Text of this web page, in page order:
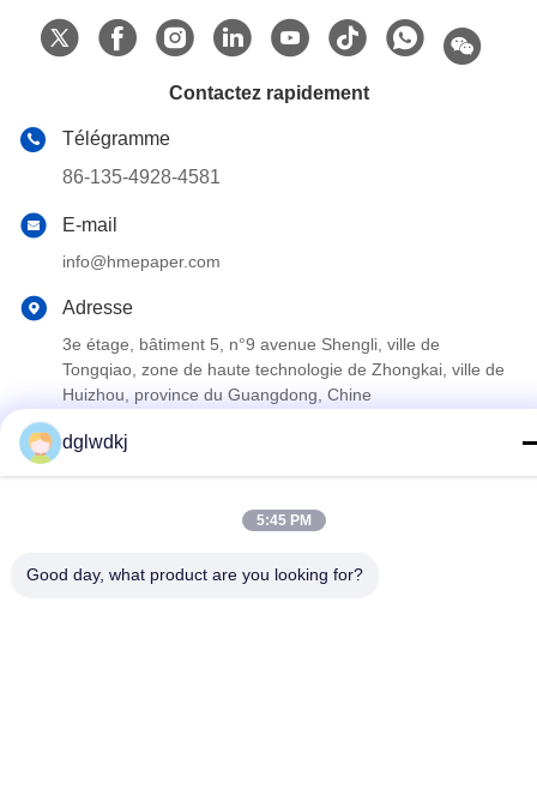
Contactez rapidement
Télégramme
86-135-4928-4581
E-mail
info@hmepaper.com
Adresse
3e étage, bâtiment 5, n°9 avenue Shengli, ville de
Tongqiao, zone de haute technologie de Zhongkai, ville de
Huizhou, province du Guangdong, Chine
Politique de confidentialité|Plan du site
La Chine est bonne. Qualité le hme le papier filtre Le fournisseur.
droits sont réservés.
dglwdkj
5:45 PM
Good day, what product are you looking for?